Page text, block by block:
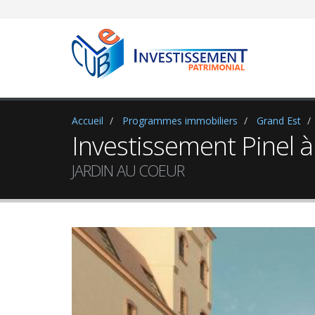
Accueil Programmes immobiliers Grand Est
Investissement Pinel
JARDIN AU COEUR
- Les
- De
Je